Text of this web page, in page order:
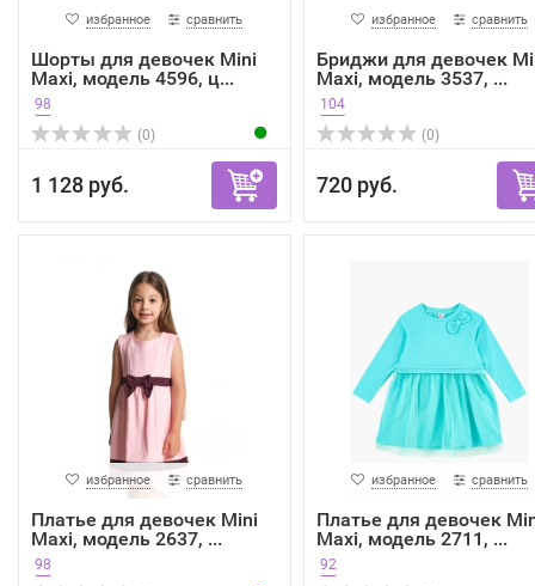
избранное сравнить
Шорты для девочек Mini
Maxi, модель 4596, ц...
98
(0)
1 128 руб.
избранное сравнить
Бриджи для девочек
Maxi, модель 3537, ...
104
(0)
720 руб.
избранное сравнить
Платье для девочек Mini
Maxi, модель 2637, ...
98
избранное сравнить
Платье для девочек
Maxi, модель 2711, ...
92